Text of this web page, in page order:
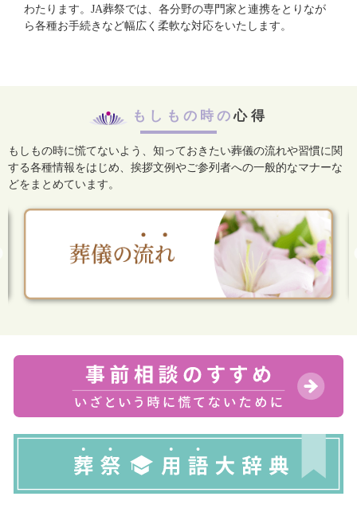
わたります。JA葬祭では、各分野の専門家と連携をとりなが
ら各種お手続きなど幅広く柔軟な対応をいたします。
もしもの時の心得
もしもの時に慌てないよう、知っておきたい葬儀の流れや習慣に関
する各種情報をはじめ、 挨拶文例やご参列者への一般的なマナーな
どをまとめています。